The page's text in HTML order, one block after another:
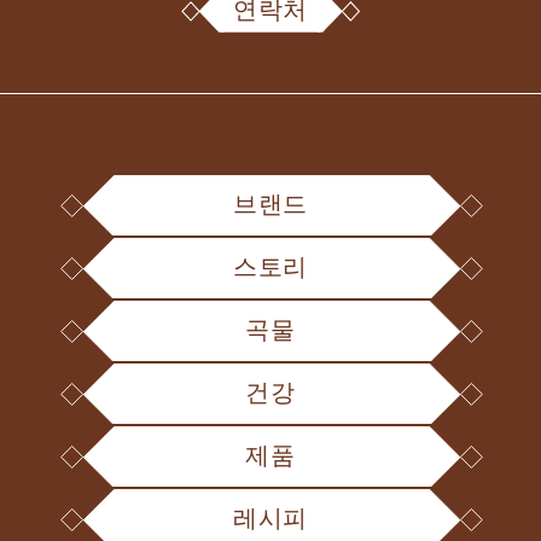
연락처
브랜드
스토리
곡물
건강
제품
레시피